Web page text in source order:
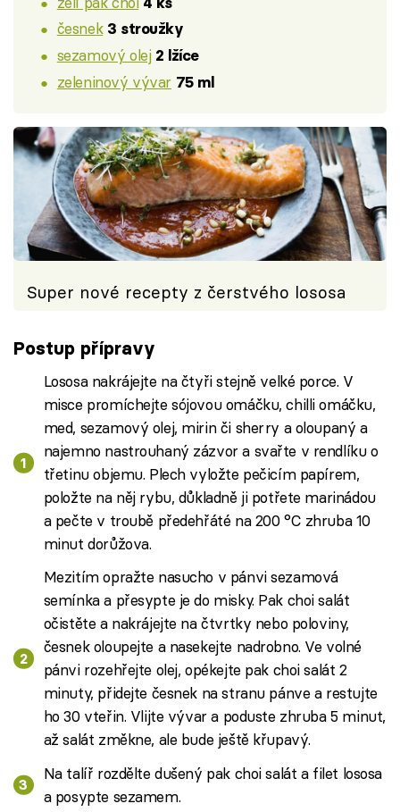
česnek 3 stroužky
sezamový olej 2 lžíce
zeleninový vývar 75 ml
Super nové recepty z čerstvého lososa
Postup přípravy
Lososa nakrájejte na čtyři stejně velké porce. V
misce promíchejte sójovou omáčku, chilli omáčku,
med, sezamový olej, mirin či sherry a oloupaný a
najemno nastrouhaný zázvor a svařte v rendlíku o
třetinu objemu. Plech vyložte pečicím papírem,
položte na něj rybu, důkladně ji potřete marinádou
a pečte v troubě předehřáté na 200 °C zhruba 10
minut dorůžova.
Mezitím opražte nasucho v pánvi sezamová
semínka a přesypte je do misky. Pak choi salát
očistěte a nakrájejte na čtvrtky nebo poloviny,
česnek oloupejte a nasekejte nadrobno. Ve volné
pánvi rozehřejte olej, opékejte pak choi salát 2
minuty, přidejte česnek na stranu pánve a restujte
ho 30 vteřin. Vlijte vývar a poduste zhruba 5 minut,
až salát změkne, ale bude ještě křupavý.
Na talíř rozdělte dušený pak choi salát a filet lososa
a posypte sezamem.